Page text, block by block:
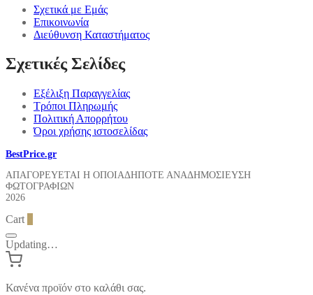
Σχετικά με Εμάς
Επικοινωνία
Διεύθυνση Καταστήματος
Σχετικές Σελίδες
Εξέλιξη Παραγγελίας
Τρόποι Πληρωμής
Πολιτική Απορρήτου
Όροι χρήσης ιστοσελίδας
BestPrice.gr
ΑΠΑΓΟΡΕΥΕΤΑΙ Η ΟΠΟΙΑΔΗΠΟΤΕ ΑΝΑΔΗΜΟΣΙΕΥΣΗ
ΦΩΤΟΓΡΑΦΙΩΝ
2026
Cart
Updating…
Κανένα προϊόν στο καλάθι σας.